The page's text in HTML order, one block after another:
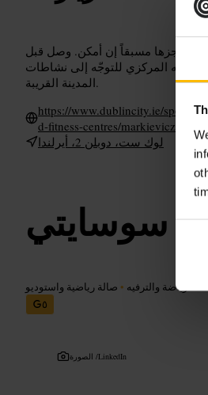
وحجزها مسبقاً إن أمكن. وصل قبل
موقعه المركزي للتوجّه إلى نشاطات
المدينة القريبة.
https://www.dublincity.ie/sports-
d-fitness-centres/markievicz-
لوك ست، دوبلن 2، أيرلندا
سوسايتي
الرياضة والترفيه • صالة رياضية واستوديو
٥
الصورة /LinkedIn